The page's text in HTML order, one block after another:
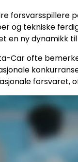
forsvarsspillere
og tekniske
en ny dynamikk
Car ofte
forsvaret,